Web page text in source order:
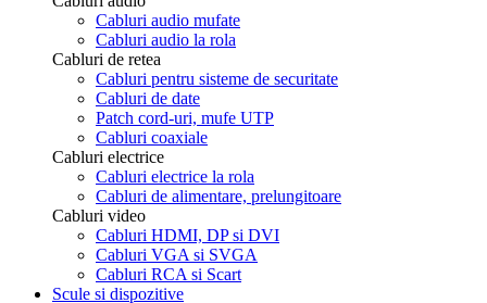
Cabluri audio mufate
Cabluri audio la rola
Cabluri de retea
Cabluri pentru sisteme de securitate
Cabluri de date
Patch cord-uri, mufe UTP
Cabluri coaxiale
Cabluri electrice
Cabluri electrice la rola
Cabluri de alimentare, prelungitoare
Cabluri video
Cabluri HDMI, DP si DVI
Cabluri VGA si SVGA
Cabluri RCA si Scart
Scule si dispozitive